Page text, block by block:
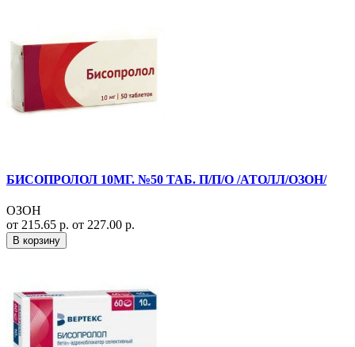
БИСОПРОЛОЛ 10МГ. №50 ТАБ. П/П/О /АТОЛЛ/ОЗОН/
ОЗОН
от 215.65 р. от 227.00 р.
В корзину